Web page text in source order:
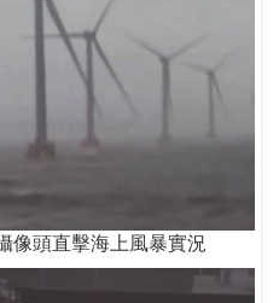
像頭直擊海上風暴實況